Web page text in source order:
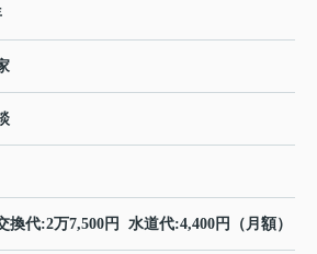
換代:2万7,500円 水道代:4,400円（月額）